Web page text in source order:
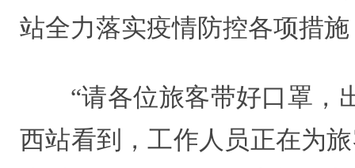
站全力落实疫情防控各项措
“请各位旅客带好口罩
西站看到，工作人员正在为